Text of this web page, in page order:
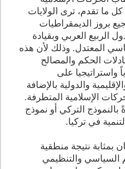
ما تقدم، ترى الولايات
بروز الديمقراطيات
الربيع العربي وبقيادة
المعتدل. وذلك لأن هذه
الحكم والمصالح
واستراتيجيا على
والدولية بالإضافة
الإسلامية المتطرفة.
بالنموذج التركي أو نموذج
في تركيا.
بمثابة نتيجة منطقية
السياسي والتنظيمي